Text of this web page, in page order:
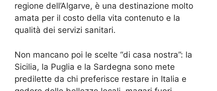
regione dell’Algarve, è una destinazione molto
amata per il costo della vita contenuto e la
qualità dei servizi sanitari.
Non mancano poi le scelte “di casa nostra”: la
Sicilia, la Puglia e la Sardegna sono mete
predilette da chi preferisce restare in Italia e